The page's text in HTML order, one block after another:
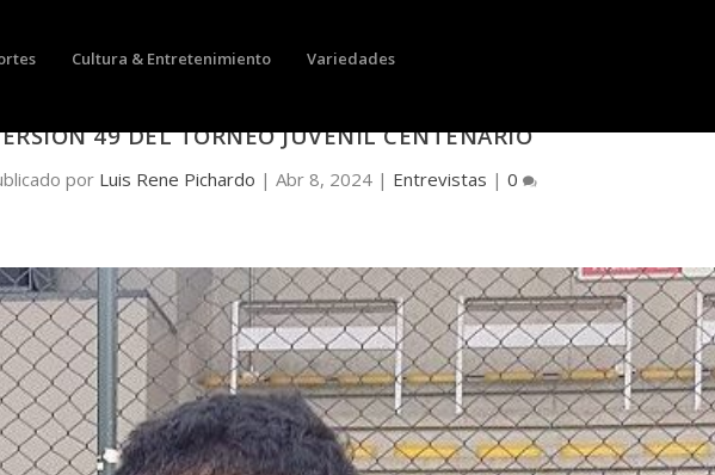
Cultura & Entretenimiento Variedades
49 DEL TORNEO JUVENIL CENTENARIO
por Luis Rene Pichardo |Abr 8, 2024 | Entrevistas |0